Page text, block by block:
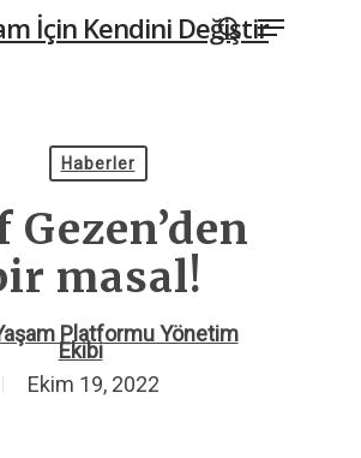
İçin Kendini DeğiştirMenu
Haberler
Gezen’den
masal!
Platformu Yönetim
Ekibi
Ekim 19, 2022